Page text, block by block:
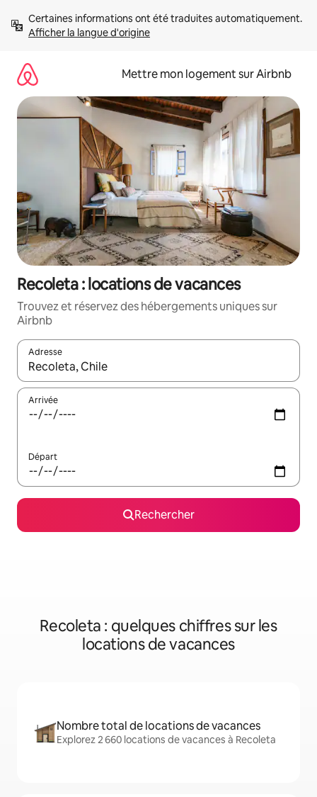
directement
Afficher la langue d'origine
Mettre mon logement sur Airbnb
Recoleta : locations de vacances
Trouvez et réservez des hébergements uniques sur
Airbnb
Adresse
Lorsque les résultats s'affichent, utilisez les flèches vers le
Arrivée
Départ
Rechercher
Recoleta : quelques chiffres sur les
locations de vacances
Nombre total de locations de vacances
Explorez 2 660 locations de vacances à Recoleta